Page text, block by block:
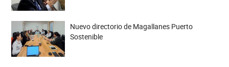
Nuevo directorio de Magallanes Puerto
Sostenible